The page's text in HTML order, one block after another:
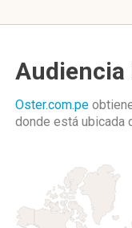
Audiencia
Oster.com.pe
donde está ubicada